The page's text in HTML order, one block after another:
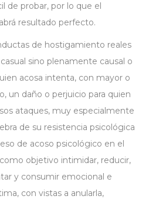
de probar, por lo que el
resultado perfecto.
de hostigamiento reales
sino plenamente causal o
acosa intenta, con mayor o
un daño o perjuicio para quien
ataques, muy especialmente
de su resistencia psicológica
de acoso psicológico en el
objetivo intimidar, reducir,
y consumir emocional e
con vistas a anularla,